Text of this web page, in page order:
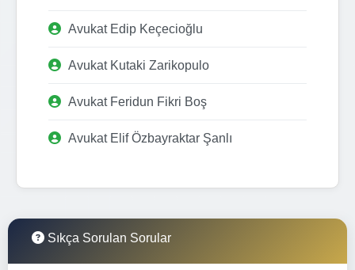
Avukat Edip Keçecioğlu
Avukat Kutaki Zarikopulo
Avukat Feridun Fikri Boş
Avukat Elif Özbayraktar Şanlı
Sıkça Sorulan Sorular